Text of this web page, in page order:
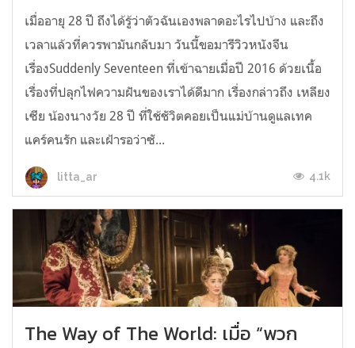
เมื่ออายุ 28 ปี ถึงได้รู้ว่าตัวฉันเองพลาดอะไรไปบ้าง และถึง
เวลาแล้วที่ควรพามันกลับมา วันนี้ขอมารีวิวหนังจีน
เรื่องSuddenly Seventeen ที่เข้าฉายเมื่อปี 2016 ด้วยเนื้อ
เรื่องที่ปลุกไฟความฝันของเราได้ดีมาก เรื่องกล่าวถึง เหลียง
เซีย น้องนางวัย 28 ปี ที่ใช้ชัวิตคอยเป็นแม่บ้านดูแลเทค
แคร์คนรัก และเฝ้ารอว่าซั...
litta_ar 4.1k
The Way of The World: เมื่อ “พวก